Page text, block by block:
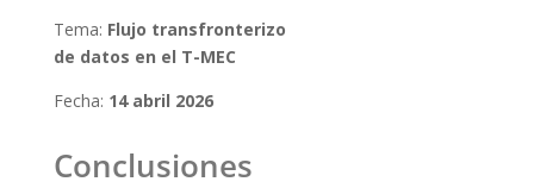
Tema: Flujo transfronterizo
de datos en el T-MEC
Fecha: 14 abril 2026
Conclusiones